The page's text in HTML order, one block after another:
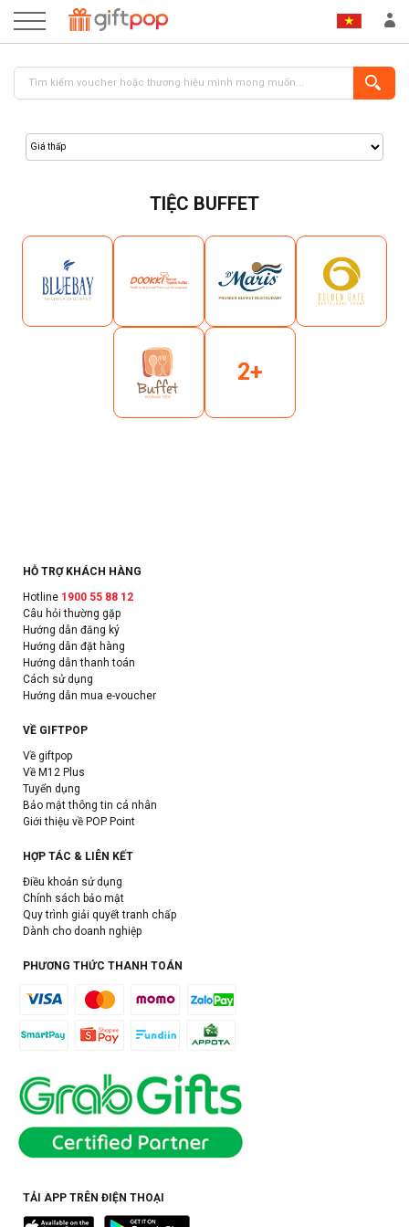
TIỆC BUFFET
2+
HỖ TRỢ KHÁCH HÀNG
Hotline 1900 55 88 12
Câu hỏi thường gặp
Hướng dẫn đăng ký
Hướng dẫn đặt hàng
Hướng dẫn thanh toán
Cách sử dụng
Hướng dẫn mua e-voucher
VỀ GIFTPOP
Về giftpop
Về M12 Plus
Tuyển dụng
Bảo mật thông tin cá nhân
Giới thiệu về POP Point
HỢP TÁC & LIÊN KẾT
Điều khoản sử dụng
Chính sách bảo mật
Quy trình giải quyết tranh chấp
Dành cho doanh nghiệp
PHƯƠNG THỨC THANH TOÁN
TẢI APP TRÊN ĐIỆN THOẠI